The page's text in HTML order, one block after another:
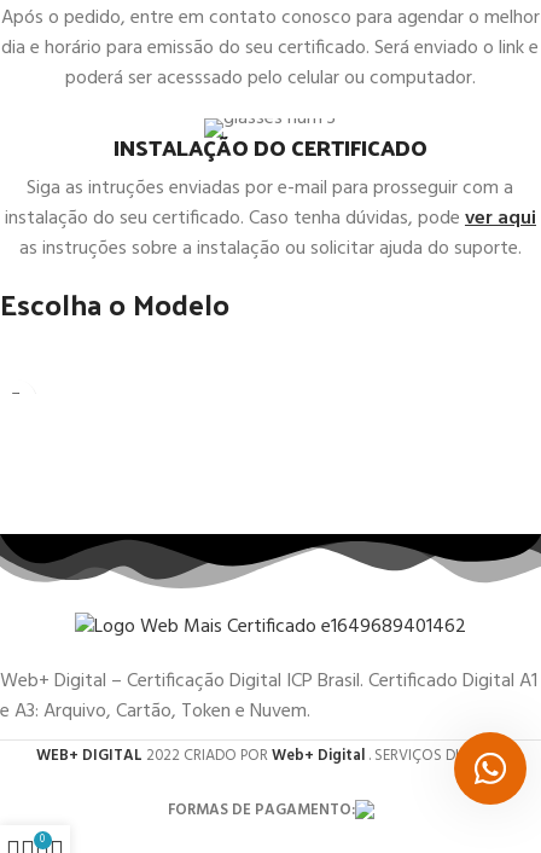
Após o pedido, entre em contato conosco para agendar o melhor
dia e horário para emissão do seu certificado. Será enviado o link e
poderá ser acesssado pelo celular ou computador.
INSTALAÇÃO DO CERTIFICADO
Siga as intruções enviadas por e-mail para prosseguir com a
instalação do seu certificado. Caso tenha dúvidas, podever aqui
as instruções sobre a instalação ou solicitar ajuda do suporte.
Escolha o Modelo
Web+ Digital – Certificação Digital ICP Brasil. Certificado Digital A1
e A3: Arquivo, Cartão, Token e Nuvem.
WEB+ DIGITAL 2022 CRIADO PORWeb+ Digital. SERVIÇOS DIGITAIS.
FORMAS DE PAGAMENTO:
0